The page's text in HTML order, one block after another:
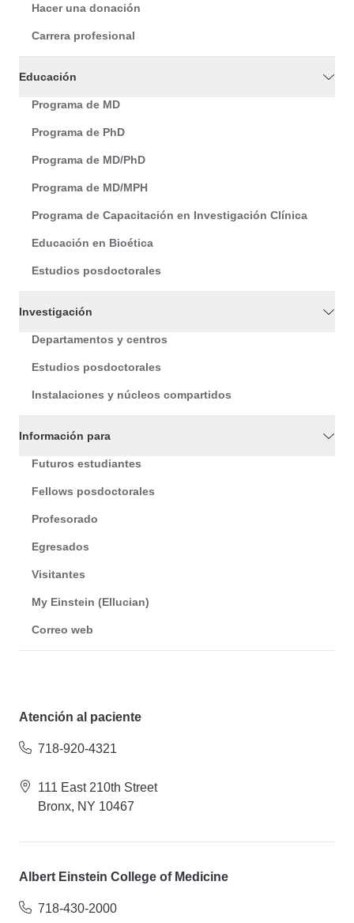
Hacer una donación
Carrera profesional
Educación
Programa de MD
Programa de PhD
Programa de MD/PhD
Programa de MD/MPH
Programa de Capacitación en Investigación Clínica
Educación en Bioética
Estudios posdoctorales
Investigación
Departamentos y centros
Estudios posdoctorales
Instalaciones y núcleos compartidos
Información para
Futuros estudiantes
Fellows posdoctorales
Profesorado
Egresados
Visitantes
My Einstein (Ellucian)
Correo web
Atención al paciente
718-920-4321
111 East 210th Street
Bronx, NY 10467
Albert Einstein College of Medicine
718-430-2000